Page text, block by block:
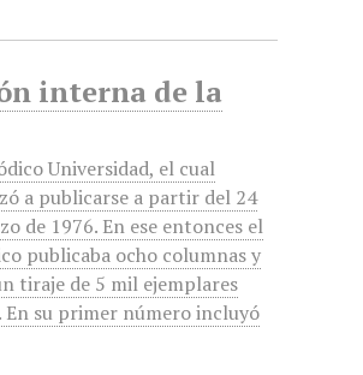
interna de la
Universidad, el cual
a publicarse a partir del 24
de 1976. En ese entonces el
publicaba ocho columnas y
tiraje de 5 mil ejemplares
En su primer número incluyó